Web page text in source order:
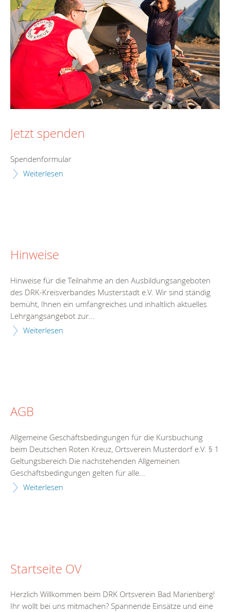
Jetzt spenden
Spendenformular
Weiterlesen
Hinweise
Hinweise für die Teilnahme an den Ausbildungsangeboten
des DRK-Kreisverbandes Musterstadt e.V. Wir sind ständig
bemüht, Ihnen ein umfangreiches und inhaltlich aktuelles
Lehrgangsangebot zur...
Weiterlesen
AGB
Allgemeine Geschäftsbedingungen für die Kursbuchung
beim Deutschen Roten Kreuz, Ortsverein Musterdorf e.V. § 1
Geltungsbereich Die nachstehenden Allgemeinen
Geschäftsbedingungen gelten für alle...
Weiterlesen
Startseite OV
Herzlich Willkommen beim DRK Ortsverein Bad Marienberg!
Ihr wollt bei uns mitmachen? Spannende Einsätze und eine